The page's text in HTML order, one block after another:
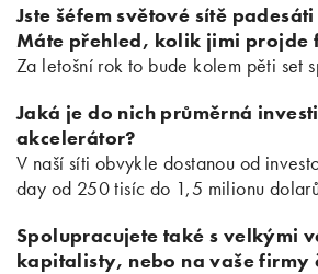
Jste šéfem světové sítě
Máte přehled, kolik jimi projde
Za letošní rok to bude kolem pěti set
Jaká je do nich průměrná
akcelerátor?
V naší síti obvykle dostanou od
day od 250 tisíc do 1,5 milionu
Spolupracujete také s velkými
kapitalisty, nebo na vaše firmy